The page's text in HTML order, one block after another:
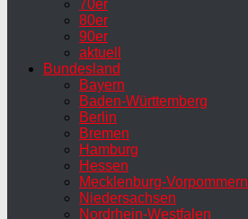
70er
80er
90er
aktuell
Bundesland
Bayern
Baden-Württemberg
Berlin
Bremen
Hamburg
Hessen
Mecklenburg-Vorpommern
Niedersachsen
Nordrhein-Westfalen